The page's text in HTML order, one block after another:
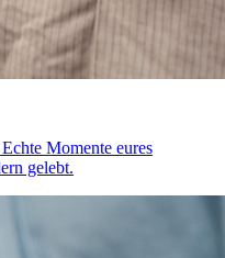
Momente eures
gelebt.